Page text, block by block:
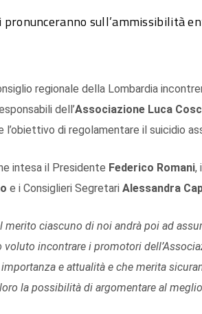
sull’ammissibilità
regionale della Lombardia
dell’Associazione Luca
l’obiettivo di regolamentare il suicidio
intesa il Presidente Federico Romani,
e i Consiglieri Segretari Alessandra
merito ciascuno di noi andrà poi ad
voluto incontrare i promotori
e attualità e che merita
la possibilità di argomentare al